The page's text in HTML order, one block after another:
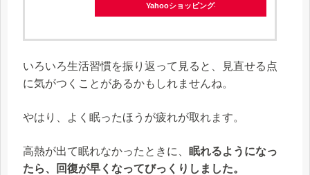
Yahooショッピング
いろいろ生活習慣を振り返って見ると、見直せる点
に気がつくことがあるかもしれませんね。
やはり、よく眠ったほうが疲れが取れます。
高熱が出て眠れなかったときに、 眠れるようになっ
たら、回復が早くなってびっくりしました。